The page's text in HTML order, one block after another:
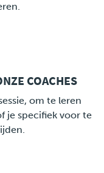
COACHES
om te leren
je specifiek voor te